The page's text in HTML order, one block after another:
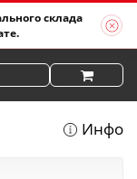
склада
Инфо